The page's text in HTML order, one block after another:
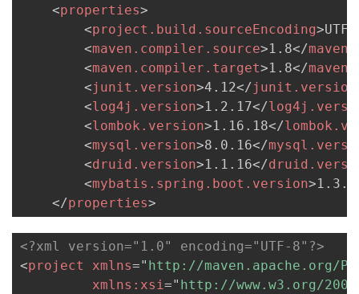
课
的
我
Programs
术
云
<properties>
<project.build.sourceEncoding>
<maven.compiler.source>1.8</
<maven.compiler.target>1.8</
<junit.version>4.12</junit.version
<log4j.version>1.2.17</
<lombok.version>1.16.18</
<mysql.version>8.0.16</
<druid.version>1.1.16</
<mybatis.spring.boot.version>1.3.0
</properties>
<?xml version="1.0" encoding="UTF-8"?>
<project xmlns=" http://maven.apache.org/
xmlns: xsi=" http://www.w3.org/